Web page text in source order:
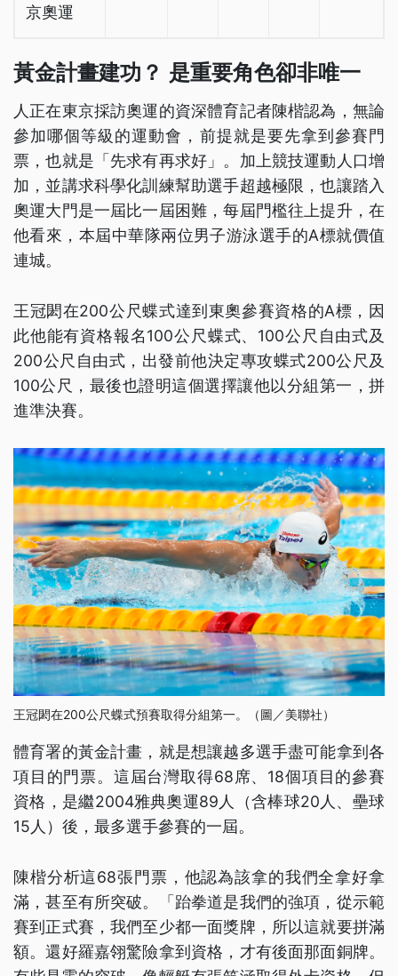
京奧運
黃金計畫建功？ 是重要角色卻非唯一
人正在東京採訪奧運的資深體育記者陳楷認為，無論
參加哪個等級的運動會，前提就是要先拿到參賽門
票，也就是「先求有再求好」。加上競技運動人口增
加，並講求科學化訓練幫助選手超越極限，也讓踏入
奧運大門是一屆比一屆困難，每屆門檻往上提升，在
他看來，本屆中華隊兩位男子游泳選手的A標就價值
連城。
王冠閎在200公尺蝶式達到東奧參賽資格的A標，因
此他能有資格報名100公尺蝶式、100公尺自由式及
200公尺自由式，出發前他決定專攻蝶式200公尺及
100公尺，最後也證明這個選擇讓他以分組第一，拼
進準決賽。
王冠閎在200公尺蝶式預賽取得分組第一。（圖／美聯社）
體育署的黃金計畫，就是想讓越多選手盡可能拿到各
項目的門票。這屆台灣取得68席、18個項目的參賽
資格，是繼2004雅典奧運89人（含棒球20人、壘球
15人）後，最多選手參賽的一屆。
陳楷分析這68張門票，他認為該拿的我們全拿好拿
滿，甚至有所突破。「跆拳道是我們的強項，從示範
賽到正式賽，我們至少都一面獎牌，所以這就要拼滿
額。還好羅嘉翎驚險拿到資格，才有後面那面銅牌。